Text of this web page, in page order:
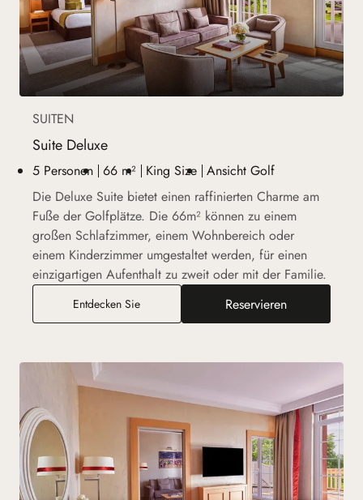
SUITEN
Suite Deluxe
5 Personen 66 m² King Size Ansicht Golf
Die Deluxe Suite bietet einen raffinierten Charme am
Fuße der Golfplätze. Die 66m² können zu einem
großen Schlafzimmer, einem Wohnbereich oder
einem Kinderzimmer umgestaltet werden, für einen
einzigartigen Aufenthalt zu zweit oder mit der Familie.
Entdecken SieSuite Deluxe Reservieren